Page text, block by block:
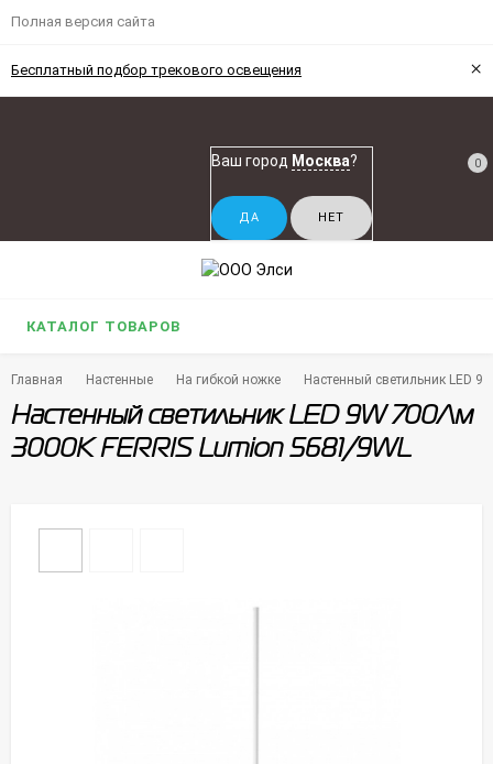
Полная версия сайта
Бесплатный подбор трекового освещения ×
Ваш город Москва? 0
КАТАЛОГ ТОВАРОВ
Главная Настенные На гибкой ножке Настенный светильник LED
Настенный светильник LED 9W 700Лм
3000К FERRIS Lumion 5681/9WL